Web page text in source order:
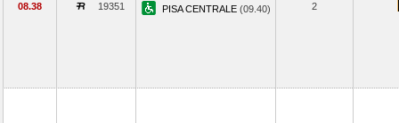
08.38 19351 PISA CENTRALE (09.40) 2